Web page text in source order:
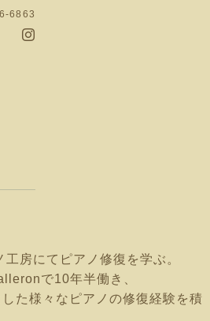
6863
房にてピアノ修復を学ぶ。
で10年半働き、
た様々なピアノの修復経験を積